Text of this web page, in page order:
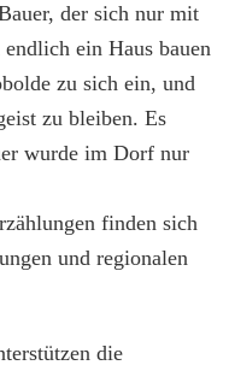
der sich nur mit
ein Haus bauen
zu sich ein, und
zu bleiben. Es
wurde im Dorf nur
finden sich
und regionalen
die